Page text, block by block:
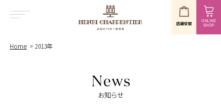
店舗受取 ONLINE
SHOP
Home 2013年
お知らせ